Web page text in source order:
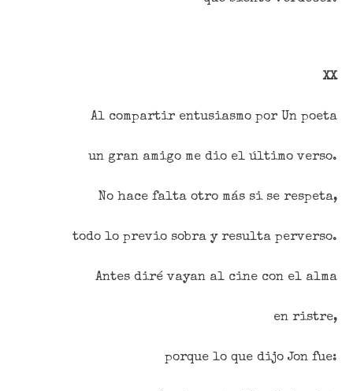
XX
Al compartir entusiasmo por Un poeta
un gran amigo me dio el último verso.
No hace falta otro más si se respeta,
todo lo previo sobra y resulta perverso.
Antes diré vayan al cine con el alma
en ristre,
porque lo que dijo Jon fue: